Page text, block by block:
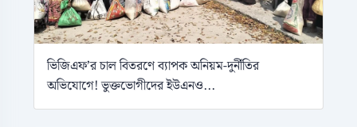
ভিজিএফ’র চাল বিতরণে ব্যাপক অনিয়ম-দুর্নীতির
অভিযোগে! ভুক্তভোগীদের ইউএনও...